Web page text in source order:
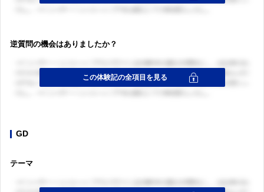
逆質問の機会はありましたか？
GD
テーマ